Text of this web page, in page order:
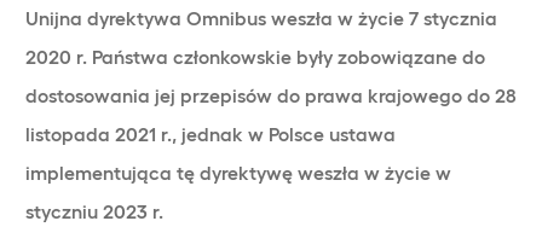
Unijna dyrektywa Omnibus weszła w życie 7 stycznia
2020 r. Państwa członkowskie były zobowiązane do
dostosowania jej przepisów do prawa krajowego do 28
listopada 2021 r., jednak w Polsce ustawa
implementująca tę dyrektywę weszła w życie w
styczniu 2023 r.